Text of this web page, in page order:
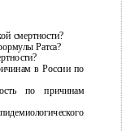
смертности?
Ратса?
в России по
по причинам